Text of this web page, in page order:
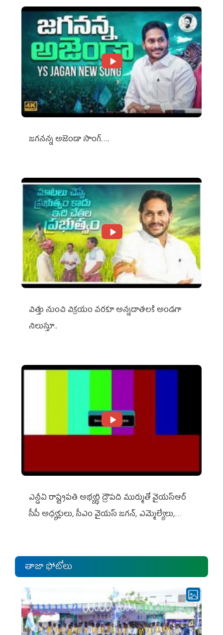
జగనన్న అజెండా సాంగ్….
విత్తు నుంచి విక్రయం వరకూ అన్నదాతలకి అండగా
నిలుస్తూ..
ఎన్డీఏ రాష్ట్ర‌ప‌తి అభ్య‌ర్థి ద్రౌప‌ది ముర్ముతో వైయ‌స్ఆర్
సీపీ అధ్య‌క్షులు, సీఎం వైయ‌స్ జ‌గ‌న్, ఎమ్మెల్యేలు,
తాజా ఫోటోలు